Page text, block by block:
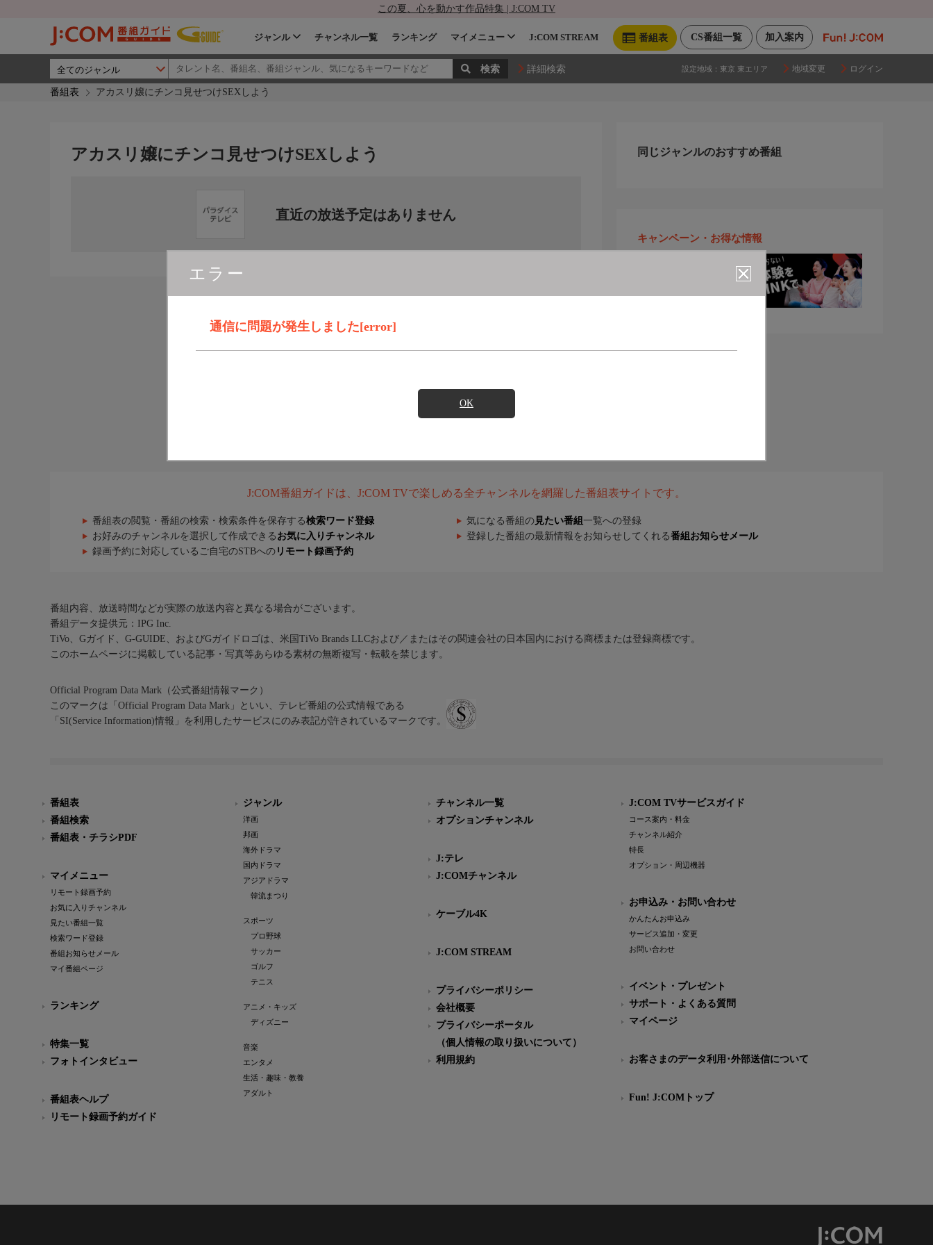
この夏、心を動かす作品特集 | J:COM TV
加入案内
CS番組一覧
番組表
ジャンル チャンネル一覧 ランキング マイメニュー J:COM STREAM
詳細検索 設定地域： 東京 東エリア 地域変更 ログイン
番組表 アカスリ嬢にチンコ見せつけSEXしよう
エラー
通信に問題が発生しました[error]
OK
アカスリ嬢にチンコ見せつけSEXしよう
直近の放送予定はありません
同じジャンルのおすすめ番組
キャンペーン・お得な情報
J:COM番組ガイドは、J:COM TVで楽しめる全チャンネルを網羅した番組表サイトです。
番組表の閲覧・番組の検索・検索条件を保存する検索ワード登録 気になる番組の 見たい番組 一覧への登録
お好みのチャンネルを選択して作成できる お気に入りチャンネル 登録した番組の最新情報をお知らせしてくれる番組お知らせメール
録画予約に対応しているご自宅のSTBへの リモート録画予約
番組内容、放送時間などが実際の放送内容と異なる場合がございます。
番組データ提供元：IPG Inc.
TiVo、Gガイド、G-GUIDE、およびGガイドロゴは、米国TiVo Brands LLCおよび／またはその関連会社の日本国内における商標または登録商標です。
このホームページに掲載している記事・写真等あらゆる素材の無断複写・転載を禁じます。
Official Program Data Mark（公式番組情報マーク）
このマークは「Official Program Data Mark」といい、テレビ番組の公式情報である
「SI(Service Information)情報」を利用したサービスにのみ表記が許されているマークです。
番組表
番組検索
番組表・チラシPDF
マイメニュー
リモート録画予約
お気に入りチャンネル
見たい番組一覧
検索ワード登録
番組お知らせメール
マイ番組ページ
ランキング
特集一覧
フォトインタビュー
番組表ヘルプ
リモート録画予約ガイド
ジャンル
洋画
邦画
海外ドラマ
国内ドラマ
アジアドラマ
韓流まつり
スポーツ
プロ野球
サッカー
ゴルフ
テニス
アニメ・キッズ
ディズニー
音楽
エンタメ
生活・趣味・教養
アダルト
チャンネル一覧
オプションチャンネル
J:テレ
J:COMチャンネル
ケーブル4K
J:COM STREAM
プライバシーポリシー
会社概要
プライバシーポータル
（個人情報の取り扱いについて）
利用規約
J:COM TVサービスガイド
コース案内・料金
チャンネル紹介
特長
オプション・周辺機器
お申込み・お問い合わせ
かんたんお申込み
サービス追加・変更
お問い合わせ
イベント・プレゼント
サポート・よくある質問
マイページ
お客さまのデータ利用･外部送信について
Fun! J:COMトップ